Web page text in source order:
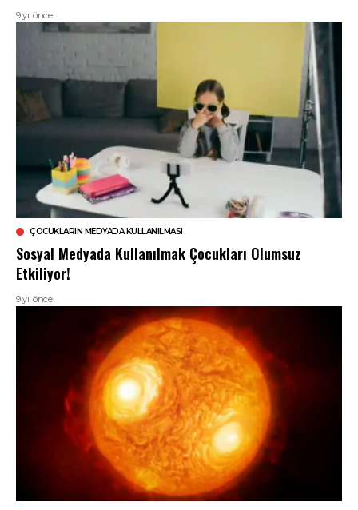
9 yıl önce
ÇOCUKLARIN MEDYADA KULLANILMASI
Sosyal Medyada Kullanılmak Çocukları Olumsuz
Etkiliyor!
9 yıl önce